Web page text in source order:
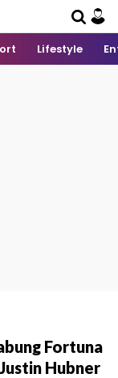
Lifestyle
Fortuna
Hubner